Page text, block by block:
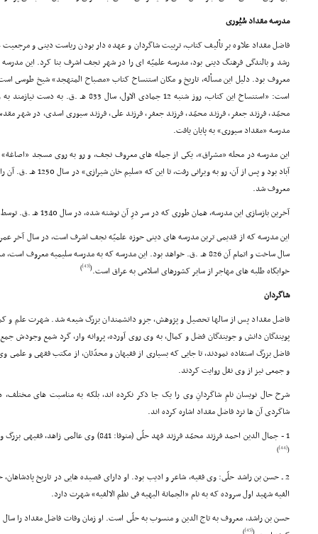
مدرسه مقداد سُیُورى
فاضل مقداد علاوه بر تألیف کتاب، تربیت شاگردان و عهده دار بودن ریاست دینى و مرجعیت
رشد و بالندگى فرهنگ دینى بود، مدرسه علمیّه اى را در شهر نجف اشرف بنا کرد. این
معروف بود. دلیل این مسأله، تاریخ و مکان استنساخ کتاب «مصباح المتهجد» شیخ طوسى
است: «استنساخ این کتاب، روز شنبه 12 جمادى
محمّد، فرزند جعفر، فرزند محمّد، فرزند جعفر، فرزند على، فرزند سیورى اسدى، در شهر
مدرسه «مقداد سیورى» به پایان یافت.
این مدرسه در محله «مشراق»، یکى از جمله هاى معروف نجف، و رو به روى مسجد «اصاغة»
آباد بود و پس از آن، رو به
معروف شد.
آخرین بازسازى این مدرسه، همان طورى که در سر درِ آن نوشته شده، در سال 1340 هـ .ق. توسط سیدابوالقاسم وکیل انجام شده است.
این مدرسه که از قدیمى ترین مدرسه هاى دینى حوزه علمیّه نجف اشرف است، در سال آخر عمر
خوابگاه طلبه هاى مهاجر از سایر کشورهاى اسلامى به عراق است.(
[43]
)
شاگردان
فاضل مقداد پس از سالها تحصیل و پژوهش، جزو دانشمندان بزرگ شیعه شد. شهرت علم و
پویندگان دانش و جویندگان فضل و کمال، به وى روى آورده، پروانه وار، گرد شمع وجودش
فاضل بزرگ استفاده نمودند، تا جایى که بسیارى از فقیهان و محدّثان، از مکتب فقهى و علمى
و جمعى نیز از وى نقل روایت کردند.
شرح حال نویسان نامِ شاگردانِ وى را یک جا ذکر نکرده اند، بلکه به مناسبت هاى
شاگردى آن ها نزد فاضل مقداد اشاره کرده اند.
1 - جمال الدین احمد فرزند محمّد فرزند فهد حلّى (متوفا: 841) وى عالمى زاهد، فقیهى بزرگ و نویسنده کتاب فقهى «المهذب البارع» است.
(
[44]
)
2 ـ حسن بن راشد حلّى: وى فقیه، شاعر و ادیب بود. او داراى قصیده هایى در تاریخ
الفیه شهید اول سروده که به نام «الجمانة البهیه فى نظم الالفیه» شهرت دارد.
[45]